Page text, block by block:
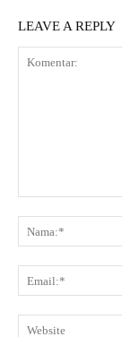
LEAVE A REPLY